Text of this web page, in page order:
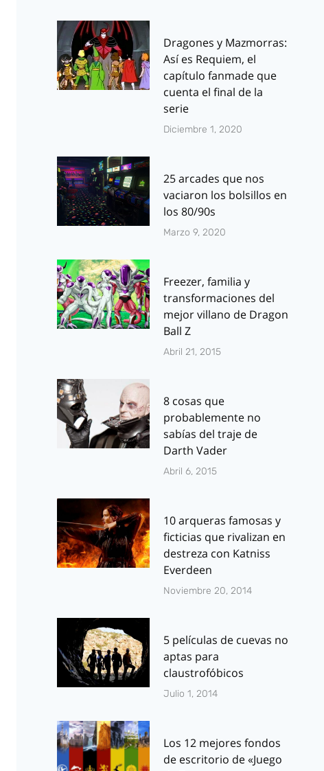
Dragones y Mazmorras:
Así es Requiem, el
capítulo fanmade que
cuenta el final de la
serie
Diciembre 1, 2020
25 arcades que nos
vaciaron los bolsillos en
los 80/90s
Marzo 9, 2020
Freezer, familia y
transformaciones del
mejor villano de Dragon
Ball Z
Abril 21, 2015
8 cosas que
probablemente no
sabías del traje de
Darth Vader
Abril 6, 2015
10 arqueras famosas y
ficticias que rivalizan en
destreza con Katniss
Everdeen
Noviembre 20, 2014
5 películas de cuevas no
aptas para
claustrofóbicos
Julio 1, 2014
Los 12 mejores fondos
de escritorio de «Juego